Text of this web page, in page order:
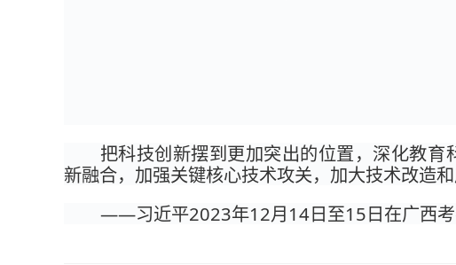
把科技创新摆到更加突出的位置，深化教
新融合，加强关键核心技术攻关，加大技术改造和
——习近平2023年12月14日至15日在广西